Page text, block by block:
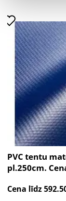
PVC tentu
pl.250cm.
Cena līdz